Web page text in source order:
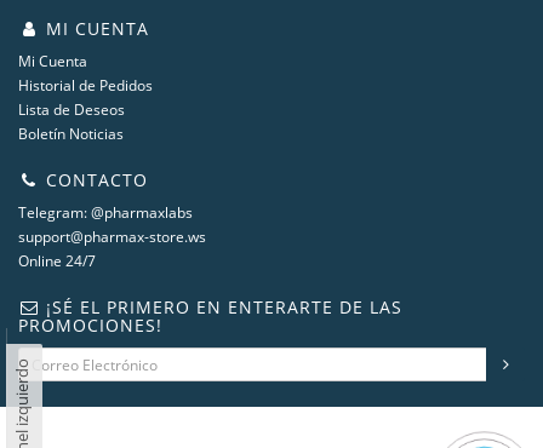
MI CUENTA
Mi Cuenta
Historial de Pedidos
Lista de Deseos
Boletín Noticias
CONTACTO
Telegram: @pharmaxlabs
support@pharmax-store.ws
Online 24/7
¡SÉ EL PRIMERO EN ENTERARTE DE LAS
PROMOCIONES!
Panel izquierdo